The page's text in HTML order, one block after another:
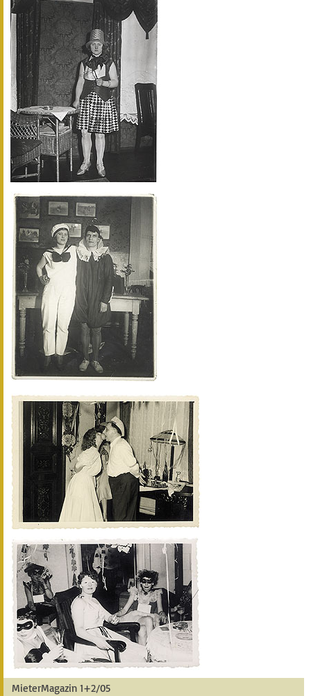
MieterMagazin 1+2/05